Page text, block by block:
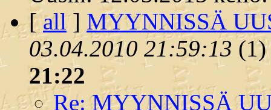
[all] MYYNNISSÄ
03.04.2010 21:59:13 (
21:22
Re: MYYNNISSÄ